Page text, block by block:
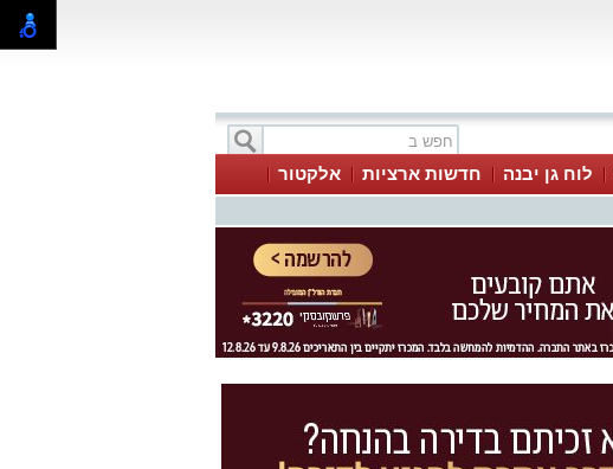
לוח גן יבנה חדשות ארציות
אלקטור